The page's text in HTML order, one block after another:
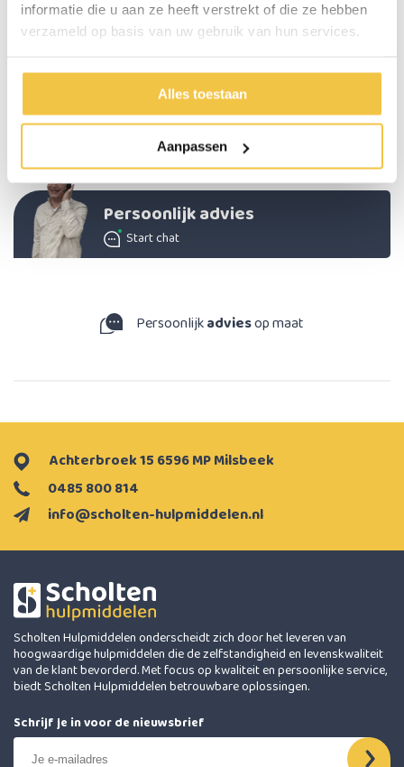
informatie die u aan ze heeft verstrekt of die ze hebben
verzameld op basis van uw gebruik van hun services.
Alles toestaan
Aanpassen
Afmetingen
11 x 4,5 x 4,5 cm
Voorzien 5 aparte compartimenten die op elkaar
Persoonlijk advies
Start chat
Persoonlijkadviesop maat
info@scholten-hulpmiddelen.nl
0485 800 814
Achterbroek 15 6596 MP Milsbeek
Scholten Hulpmiddelen onderscheidt zich door het leveren van
hoogwaardige hulpmiddelen die de zelfstandigheid en levenskwaliteit
van de klant bevorderd. Met focus op kwaliteit en persoonlijke service,
biedt Scholten Hulpmiddelen betrouwbare oplossingen.
Schrijf je in voor de nieuwsbrief